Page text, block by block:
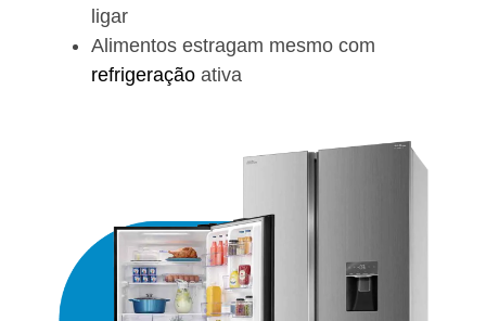
ligar
Alimentos estragam mesmo com
refrigeração ativa